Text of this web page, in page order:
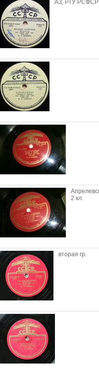
АЗ, РТУ РСФСР
2 кл.
вторая гр.